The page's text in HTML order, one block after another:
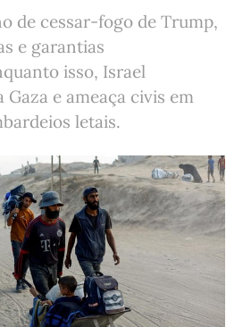
de cessar-fogo de Trump,
e garantias
isso, Israel
e ameaça civis em
letais.